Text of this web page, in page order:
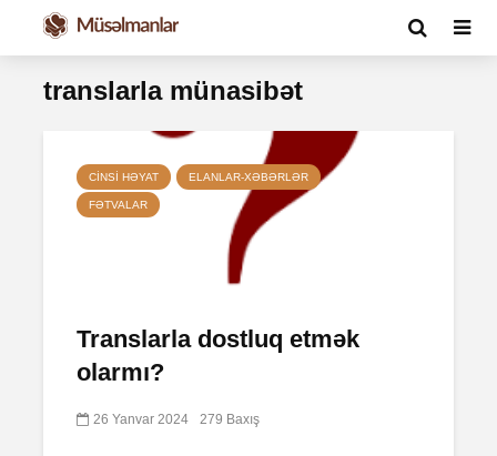
translarla münasibət
CINSI HƏYAT ELANLAR-XƏBƏRLƏR
FƏTVALAR
Translarla dostluq etmək
olarmı?
26 Yanvar 2024 279 Baxış